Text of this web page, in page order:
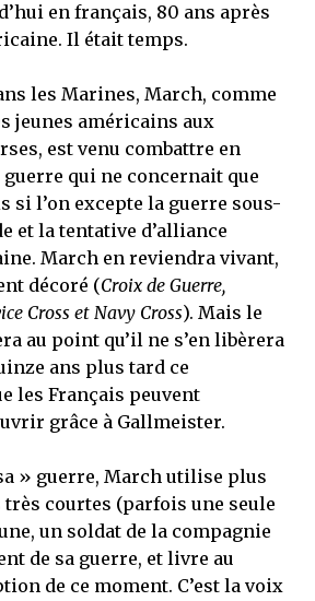
en français, 80 ans après
Il était temps.
les Marines, March, comme
jeunes américains aux
est venu combattre en
guerre qui ne concernait que
si l’on excepte la guerre sous-
et la tentative d’alliance
March en reviendra vivant,
décoré (Croix de Guerre,
Cross et Navy Cross). Mais le
au point qu’il ne s’en libèrera
ans plus tard ce
les Français peuvent
grâce à Gallmeister.
» guerre, March utilise plus
très courtes (parfois une seule
un soldat de la compagnie
de sa guerre, et livre au
de ce moment. C’est la voix